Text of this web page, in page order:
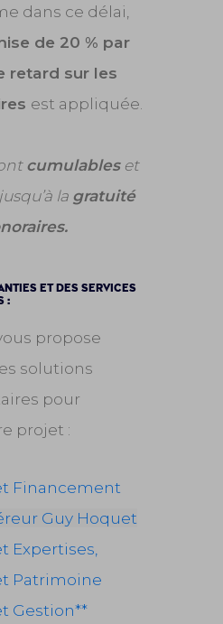
dans ce délai,
de 20 % par
retard sur les
est appliquée.
cumulableset
la gratuité
ET DES SERVICES
:
propose
solutions
pour
projet :
Financement
Guy Hoquet
Expertises,
Patrimoine
Gestion**